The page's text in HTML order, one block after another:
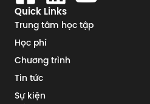
Quick Links
Trung tâm học tập
Học phí
Chương trình
Tin tức
Sự kiện